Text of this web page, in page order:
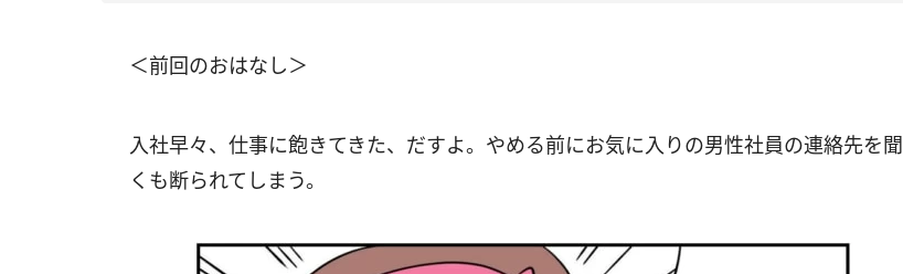
＜前回のおはなし＞
入社早々、仕事に飽きてきた、だすよ。やめる前にお気に入りの男性社員の連絡先を聞
くも断られてしまう。